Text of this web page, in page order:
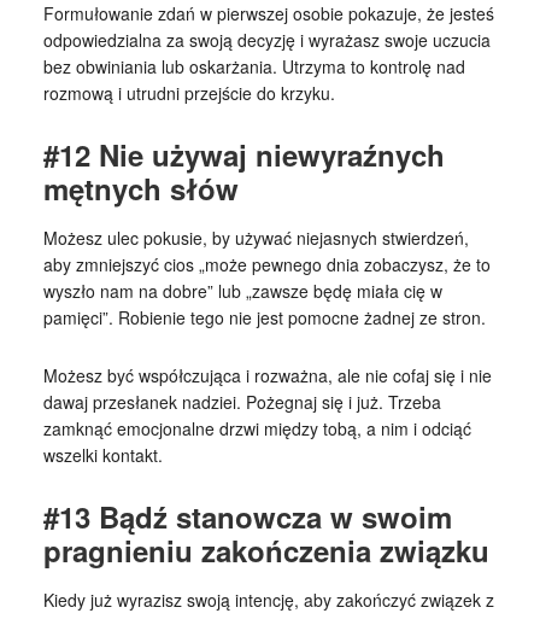
Formułowanie zdań w pierwszej osobie pokazuje, że jesteś
odpowiedzialna za swoją decyzję i wyrażasz swoje uczucia
bez obwiniania lub oskarżania. Utrzyma to kontrolę nad
rozmową i utrudni przejście do krzyku.
#12 Nie używaj niewyraźnych
mętnych słów
Możesz ulec pokusie, by używać niejasnych stwierdzeń,
aby zmniejszyć cios „może pewnego dnia zobaczysz, że to
wyszło nam na dobre” lub „zawsze będę miała cię w
pamięci”. Robienie tego nie jest pomocne żadnej ze stron.
Możesz być współczująca i rozważna, ale nie cofaj się i nie
dawaj przesłanek nadziei. Pożegnaj się i już. Trzeba
zamknąć emocjonalne drzwi między tobą, a nim i odciąć
wszelki kontakt.
#13 Bądź stanowcza w swoim
pragnieniu zakończenia związku
Kiedy już wyrazisz swoją intencję, aby zakończyć związek z